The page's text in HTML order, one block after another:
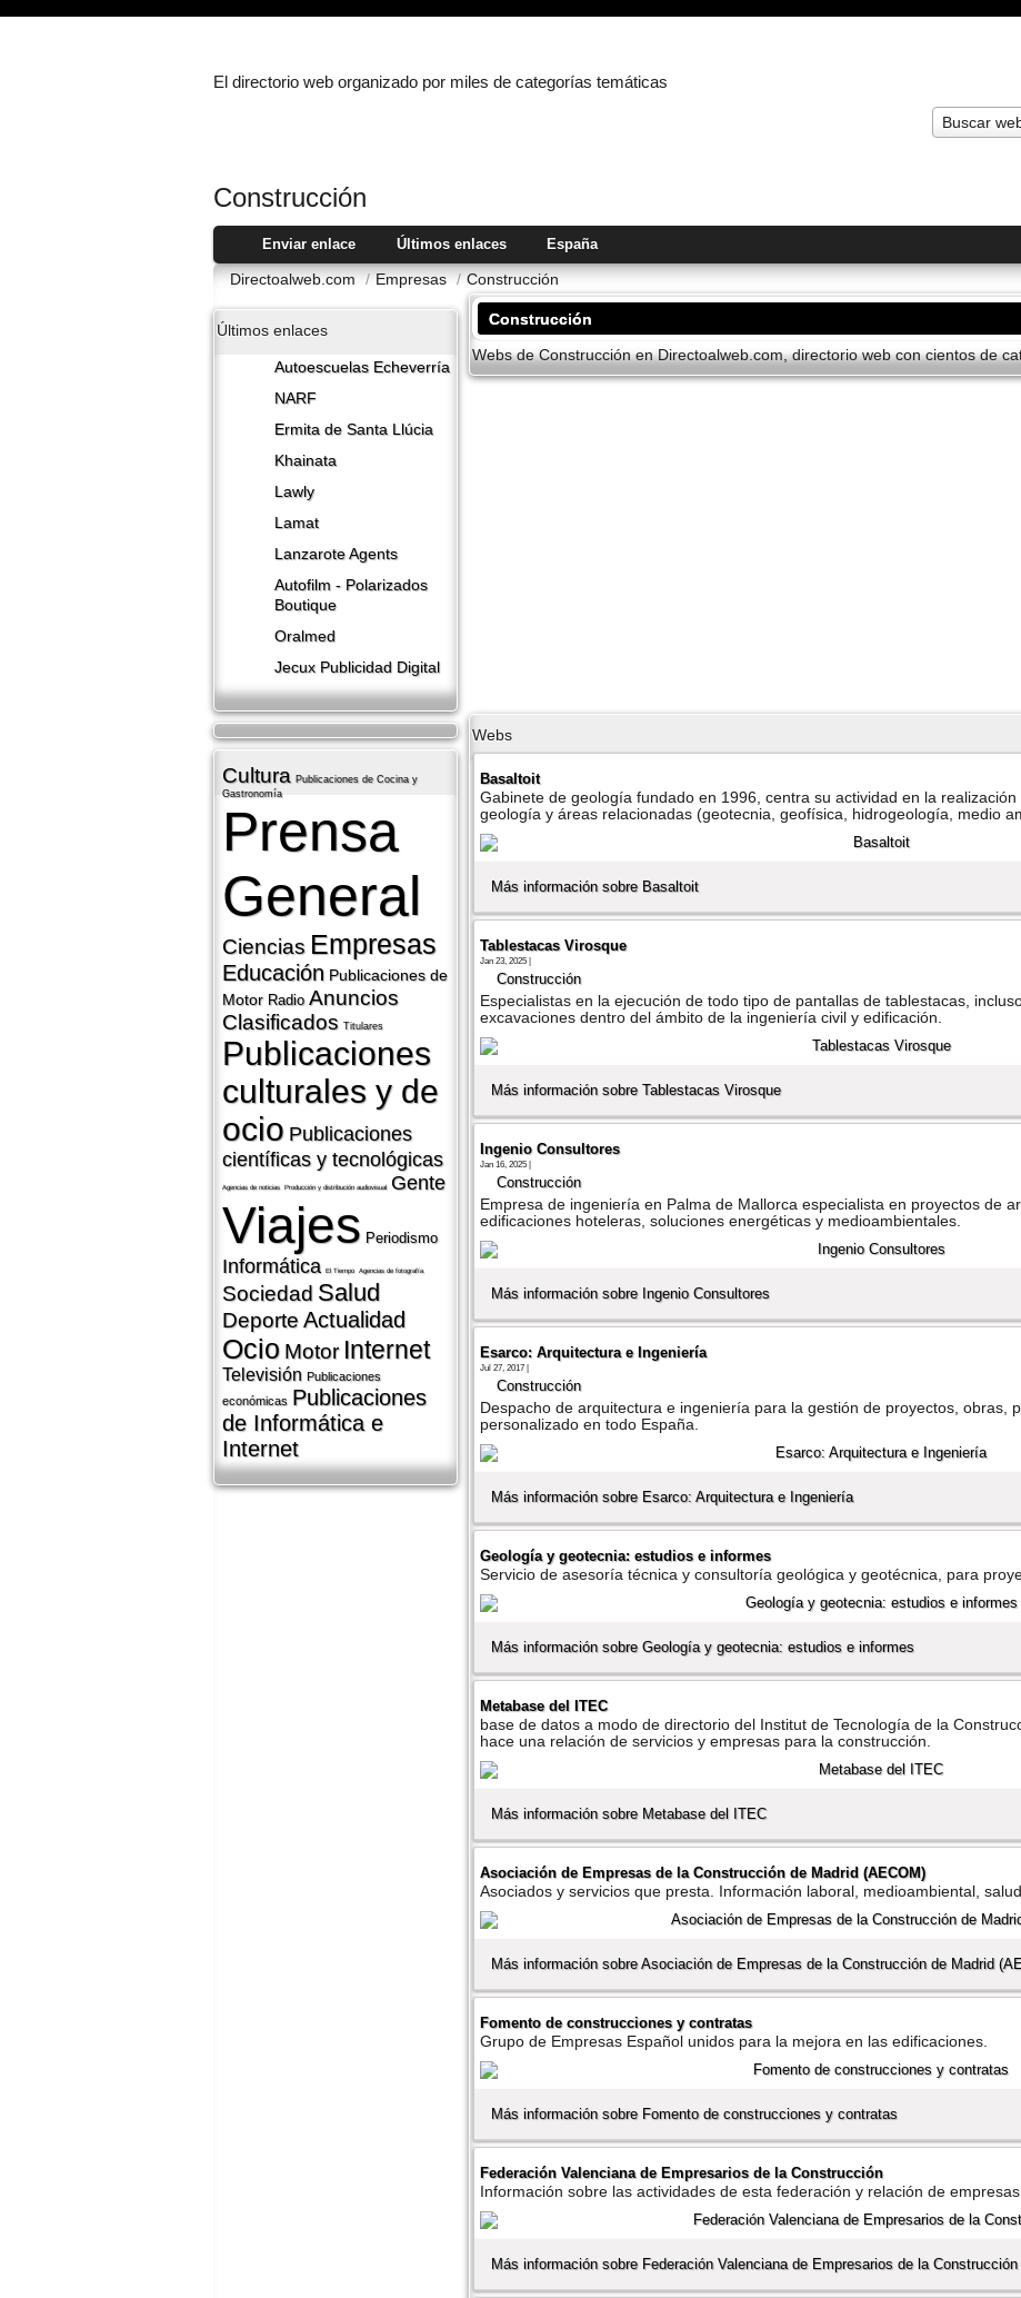
El directorio web organizado por miles de categorías temáticas
Buscar
Construcción
Enviar enlace Últimos enlaces España
Directoalweb.com / Empresas / Construcción
Últimos enlaces
Autoescuelas Echeverría
NARF
Ermita de Santa Llúcia
Khainata
Lawly
Lamat
Lanzarote​ Agents
Autofilm - Polarizados
Boutique
Oralmed
Jecux Publicidad Digital
Cultura Publicaciones de Cocina y
Gastronomí­a
Prensa
General
Ciencias Empresas
Educación Publicaciones de
Motor Radio Anuncios
Clasificados Titulares
Publicaciones
culturales y de
ocio Publicaciones
cientí­ficas y tecnológicas
Agencias de noticias Producción y distribución audiovisual Gente
Viajes Periodismo
Informática El Tiempo Agencias de fotografí­a
Sociedad Salud
DeporteActualidad
Ocio Motor Internet
Televisión Publicaciones
económicas Publicaciones
de Informática e
Internet
Construcción
Webs de Construcción en Directoalweb.com, directorio web con cientos de
Webs
Basaltoit
Gabinete de geologí­a fundado en 1996, centra su actividad en la
geologí­a y áreas relacionadas (geotecnia, geofí­sica, hidrogeologí­a, medio
Más información sobre Basaltoit
Tablestacas Virosque
Jan 23, 2025 |
Construcción
Especialistas en la ejecución de todo tipo de pantallas de tablestacas,
excavaciones dentro del ámbito de la ingeniería civil y edificación.
Más información sobre Tablestacas Virosque
Ingenio Consultores
Jan 16, 2025 |
Construcción
Empresa de ingeniería en Palma de Mallorca especialista en proyectos de
edificaciones hoteleras, soluciones energéticas y medioambientales.
Más información sobre Ingenio Consultores
Esarco: Arquitectura e Ingenierí­a
Jul 27, 2017 |
Construcción
Despacho de arquitectura e ingenierí­a para la gestión de proyectos, obras,
personalizado en todo España.
Más información sobre Esarco: Arquitectura e Ingenierí­a
Geologí­a y geotecnia: estudios e informes
Servicio de asesorí­a técnica y consultorí­a geológica y geotécnica, para
Más información sobre Geologí­a y geotecnia: estudios e informes
Metabase del ITEC
base de datos a modo de directorio del Institut de Tecnologí­a de la
hace una relación de servicios y empresas para la construcción.
Más información sobre Metabase del ITEC
Asociación de Empresas de la Construcción de Madrid (AECOM)
Asociados y servicios que presta. Información laboral, medioambiental,
Más información sobre Asociación de Empresas de la Construcción de Madrid
Fomento de construcciones y contratas
Grupo de Empresas Español unidos para la mejora en las edificaciones.
Más información sobre Fomento de construcciones y contratas
Federación Valenciana de Empresarios de la Construcción
Información sobre las actividades de esta federación y relación de empresas
Más información sobre Federación Valenciana de Empresarios de la Construcción